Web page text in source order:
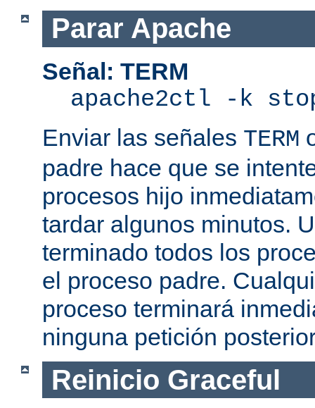
Parar Apache
Señal: TERM
apache2ctl -k
Enviar las señales TERM
padre hace que se
procesos hijo
tardar algunos minutos.
terminado todos los
el proceso padre.
proceso terminará
ninguna petición
Reinicio Graceful